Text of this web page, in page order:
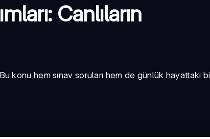
Canlıların
konu hem sınav soruları hem de günlük hayattaki